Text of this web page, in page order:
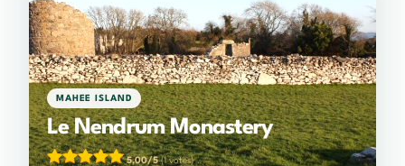
MAHEE ISLAND
Le Nendrum Monastery
5,00/5(1 votes)